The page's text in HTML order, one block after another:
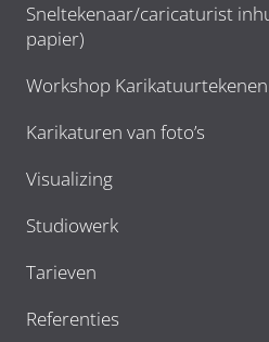
Sneltekenaar/caricaturist
papier)
Workshop Karikatuurtekenen
Karikaturen van foto’s
Visualizing
Studiowerk
Tarieven
Referenties